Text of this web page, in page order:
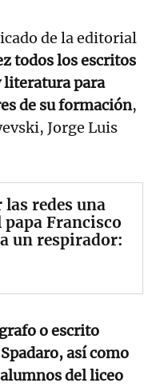
de la editorial
todos los escritos
literatura para
de su formación,
Jorge Luis
redes una
Francisco
un respirador:
o escrito
así como
del liceo